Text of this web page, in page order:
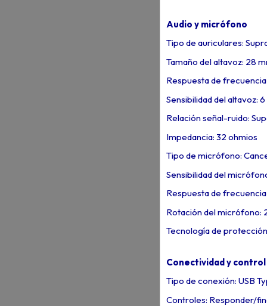
Audio y micrófono
Tipo de auriculares:
Tamaño del altavoz: 28
Respuesta de
Sensibilidad del altavoz: 6
Relación señal-ruido:
Impedancia: 32 ohmios
Tipo de micrófono:
Sensibilidad del
Respuesta de
Rotación del micrófono:
Tecnología de
Conectividad y control
Tipo de conexión: USB
Controles: Responder/